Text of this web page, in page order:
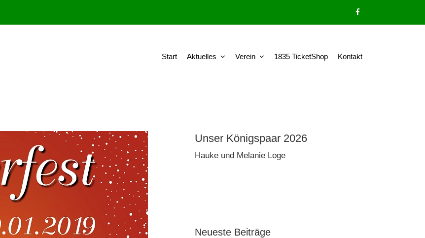
Start Aktuelles Verein 1835 TicketShop Kontakt
Unser Königspaar 2026
Hauke und Melanie Loge
Neueste Beiträge